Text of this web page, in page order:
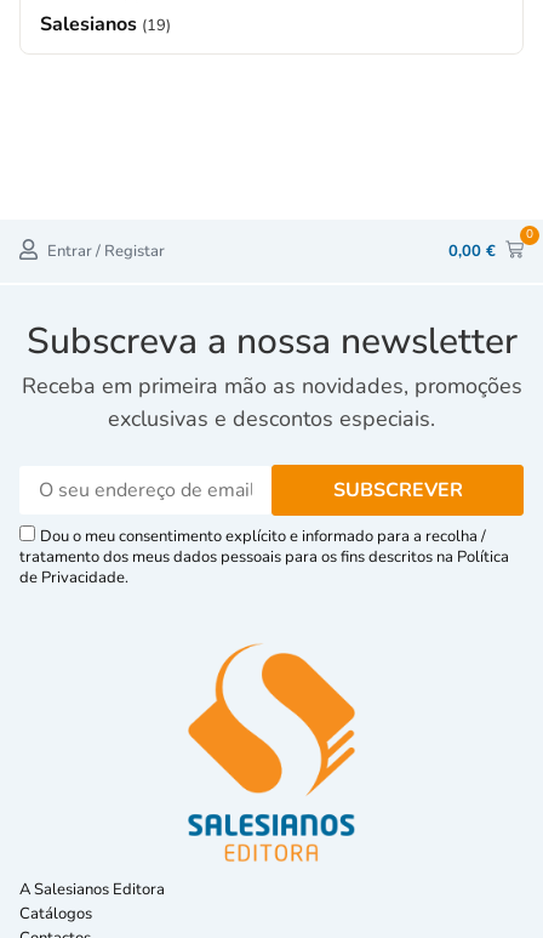
Salesianos (19)
Entrar / Registar 0,00 €
0
Subscreva a nossa newsletter
Receba em primeira mão as novidades, promoções
exclusivas e descontos especiais.
Dou o meu consentimento explícito e informado para a recolha /
tratamento dos meus dados pessoais para os fins descritos na Política
de Privacidade.
A Salesianos Editora
Catálogos